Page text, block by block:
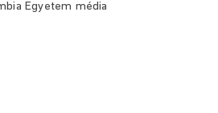
Egyetem média